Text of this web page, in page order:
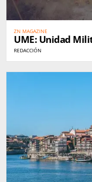
ZN MAGAZINE
UME: Unidad
REDACCIÓN